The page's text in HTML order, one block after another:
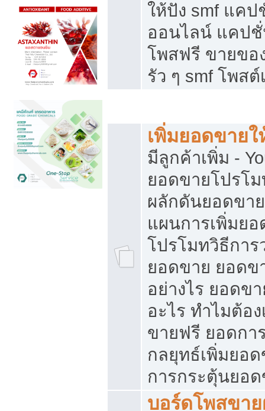
ให้ปัง smf แค
ออนไลน์ แคป
โพสฟรี ขายขอ
รัว ๆ smf โพส
เพิ่มยอดขายใ
มีลูกค้าเพิ่ม -
ยอดขายโปรโ
ผลักดันยอดขา
แผนการเพิ่มย
โปรโมทวิธีการ
ยอดขาย ยอดข
อย่างไร ยอดข
อะไร ทำไมต้อ
ขายฟรี ยอดกา
กลยุทธ์เพิ่มยอ
การกระตุ้นยอ
บอร์ดโพสขา